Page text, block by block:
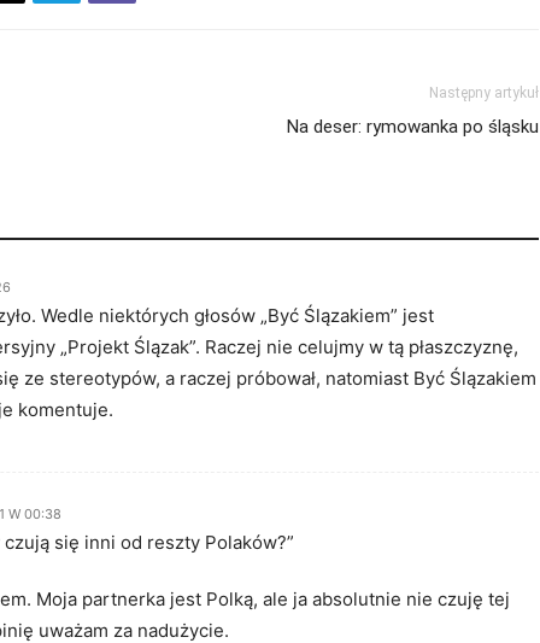
Następny artykuł
Na deser: rymowanka po śląsku
Wedle niektórych głosów „Być Ślązakiem” jest
„Projekt Ślązak”. Raczej nie celujmy w tą płaszczyznę,
ze stereotypów, a raczej próbował, natomiast Być Ślązakiem
komentuje.
W 00:38
się inni od reszty Polaków?”
Moja partnerka jest Polką, ale ja absolutnie nie czuję tej
uważam za nadużycie.